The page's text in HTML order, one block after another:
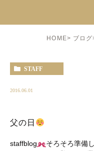
HOME ブログ
STAFF
2016.06.01
父の日
staffblog
そろそろ準備